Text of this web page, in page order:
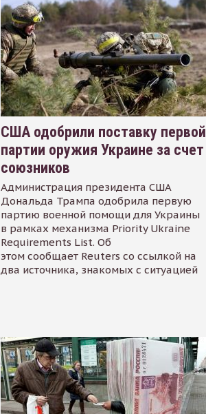
США одобрили поставку первой
партии оружия Украине за счет
союзников
Администрация президента США
Дональда Трампа одобрила первую
партию военной помощи для Украины
в рамках механизма Priority Ukraine
Requirements List. Об
этом сообщает Reuters со ссылкой на
два источника, знакомых с ситуацией